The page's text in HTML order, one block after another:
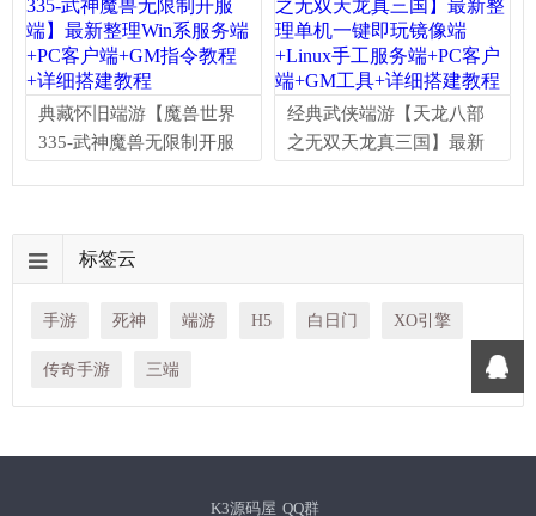
频教程
端+GM工具+详细搭建教程
典藏怀旧端游【魔兽世界
335-武神魔兽无限制开服
经典武侠端游【天龙八部
之无双天龙真三国】最新
标签云
手游 死神 端游 H5 白日门 XO引擎
传奇手游 三端
K3源码屋 QQ群